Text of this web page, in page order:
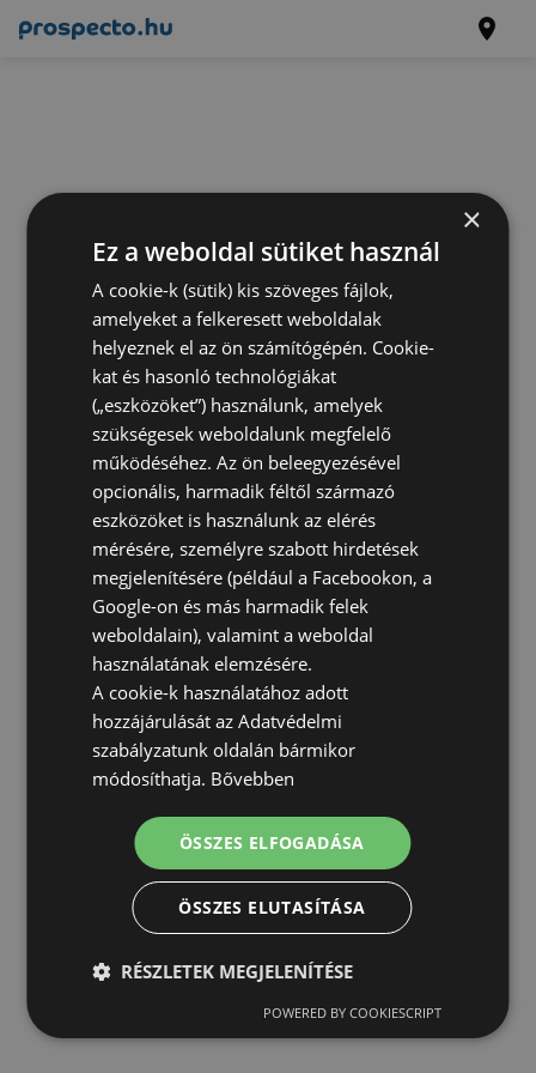
×
Ez a weboldal sütiket használ
A cookie-k (sütik) kis szöveges fájlok,
amelyeket a felkeresett weboldalak
helyeznek el az ön számítógépén. Cookie-
kat és hasonló technológiákat
(„eszközöket”) használunk, amelyek
szükségesek weboldalunk megfelelő
működéséhez. Az ön beleegyezésével
opcionális, harmadik féltől származó
eszközöket is használunk az elérés
mérésére, személyre szabott hirdetések
megjelenítésére (például a Facebookon, a
Google-on és más harmadik felek
weboldalain), valamint a weboldal
használatának elemzésére.
A cookie-k használatához adott
hozzájárulását az Adatvédelmi
szabályzatunk oldalán bármikor
módosíthatja. Bővebben
ÖSSZES ELFOGADÁSA
ÖSSZES ELUTASÍTÁSA
RÉSZLETEK MEGJELENÍTÉSE
POWERED BY COOKIESCRIPT